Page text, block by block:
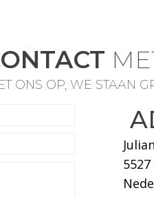
ONS OP, WE STAAN
5527